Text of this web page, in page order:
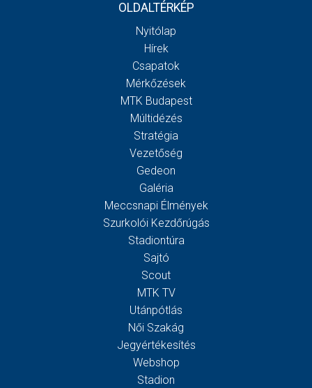
OLDALTÉRKÉP
Nyitólap
Hírek
Csapatok
Mérkőzések
MTK Budapest
Múltidézés
Stratégia
Vezetőség
Gedeon
Galéria
Meccsnapi Élmények
Szurkolói Kezdőrúgás
Stadiontúra
Sajtó
Scout
MTK TV
Utánpótlás
Női Szakág
Jegyértékesítés
Webshop
Stadion